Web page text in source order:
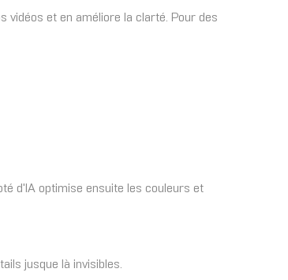
vidéos et en améliore la clarté. Pour des
d'IA optimise ensuite les couleurs et
jusque là invisibles.